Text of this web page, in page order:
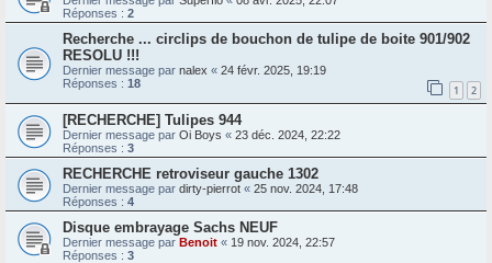
Réponses : 2
Recherche ... circlips de bouchon de tulipe de boite 901/902
RESOLU !!!
Dernier message par nalex « 24 févr. 2025, 19:19
Réponses : 18 1 2
[RECHERCHE] Tulipes 944
Dernier message par Oi Boys « 23 déc. 2024, 22:22
Réponses : 3
RECHERCHE retroviseur gauche 1302
Dernier message par dirty-pierrot « 25 nov. 2024, 17:48
Réponses : 4
Disque embrayage Sachs NEUF
Dernier message par Benoit « 19 nov. 2024, 22:57
Réponses : 3